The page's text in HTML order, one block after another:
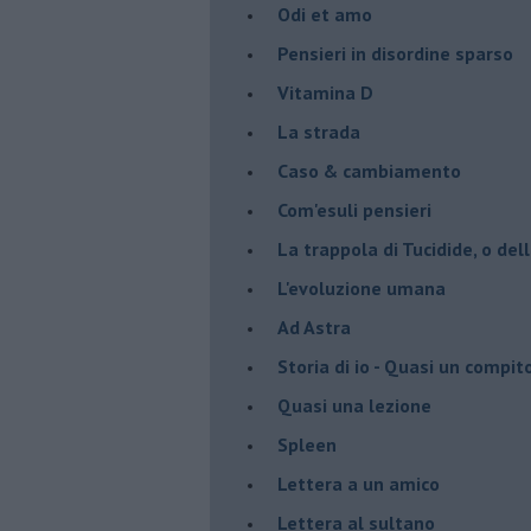
Odi et amo
Pensieri in disordine sparso
Vitamina D
La strada
Caso & cambiamento
Com'esuli pensieri
La trappola di Tucidide, o
L'evoluzione umana
Ad Astra
Storia di io - Quasi un
Quasi una lezione
Spleen
Lettera a un amico
Lettera al sultano